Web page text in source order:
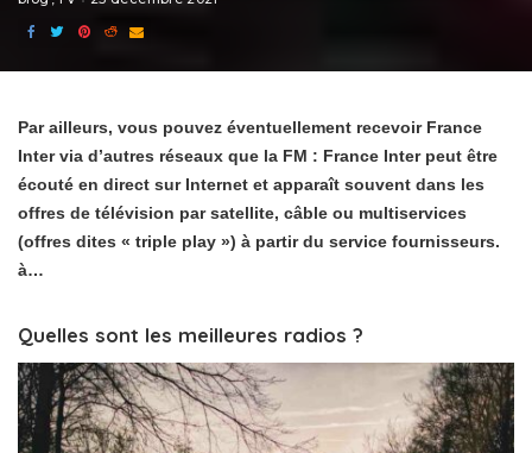
Par ailleurs, vous pouvez éventuellement recevoir France
Inter via d’autres réseaux que la FM : France Inter peut être
écouté en direct sur Internet et apparaît souvent dans les
offres de télévision par satellite, câble ou multiservices
(offres dites « triple play ») à partir du service fournisseurs.
à…
Quelles sont les meilleures radios ?